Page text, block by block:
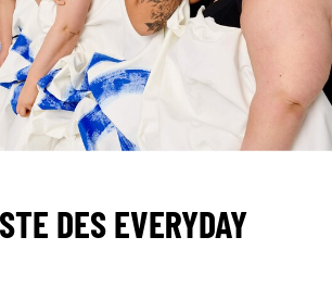
DES EVERYDAY